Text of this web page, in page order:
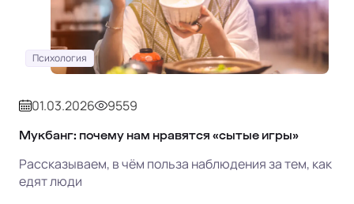
Психология
01.03.2026 9559
Мукбанг: почему нам нравятся «сытые игры»
Рассказываем, в чём польза наблюдения за тем, как
едят люди